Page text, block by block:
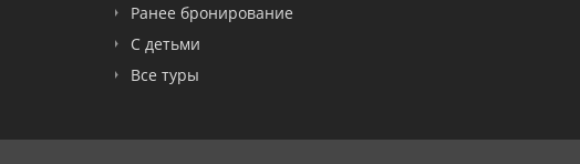
Ранее бронирование
С детьми
Все туры